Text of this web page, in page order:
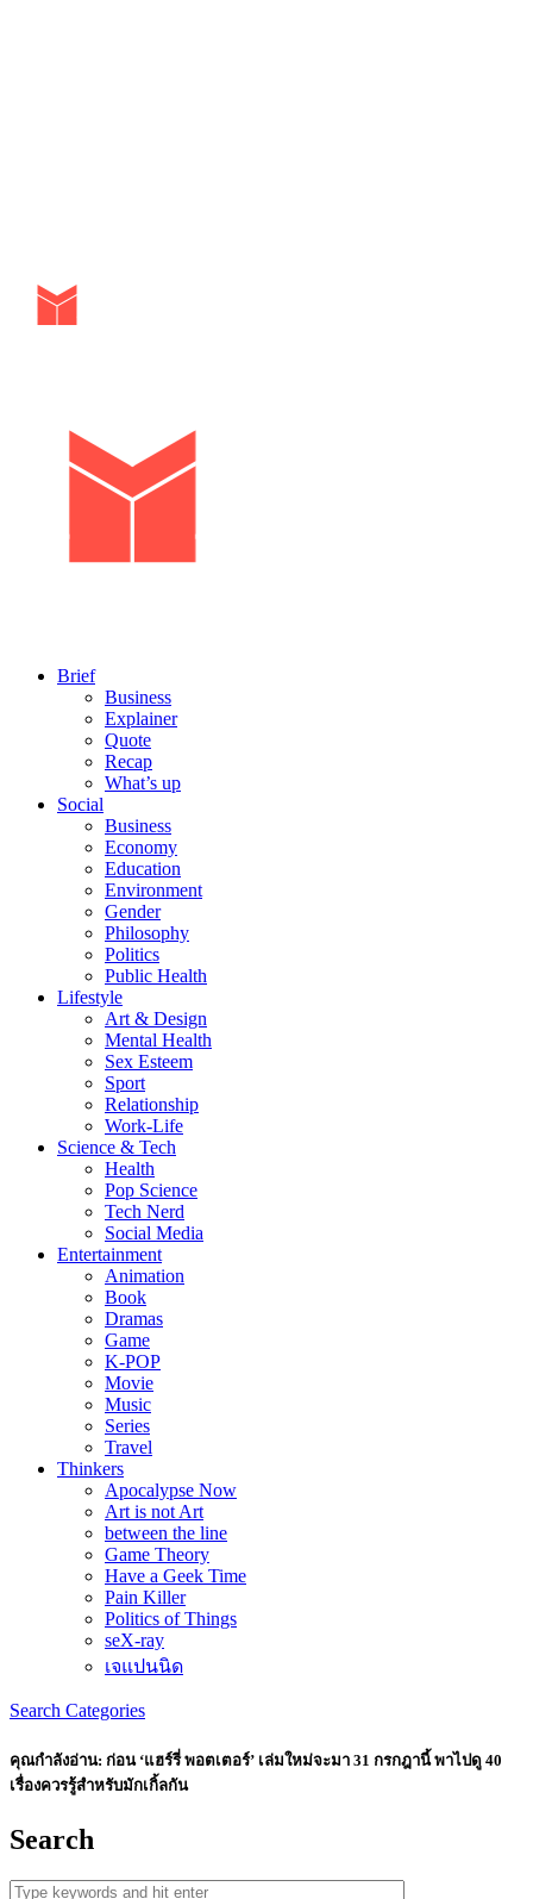
Brief
Business
Explainer
Quote
Recap
What’s up
Social
Business
Economy
Education
Environment
Gender
Philosophy
Politics
Public Health
Lifestyle
Art & Design
Mental Health
Sex Esteem
Sport
Relationship
Work-Life
Science & Tech
Health
Pop Science
Tech Nerd
Social Media
Entertainment
Animation
Book
Dramas
Game
K-POP
Movie
Music
Series
Travel
Thinkers
Apocalypse Now
Art is not Art
between the line
Game Theory
Have a Geek Time
Pain Killer
Politics of Things
seX-ray
เจแปนนิด
Search Categories
คุณกำลังอ่าน: ก่อน ‘แฮร์รี่ พอตเตอร์’ เล่มใหม่จะมา 31 กรกฎานี้ พาไปดู 40
เรื่องควรรู้สำหรับมักเกิ้ลกัน
Search